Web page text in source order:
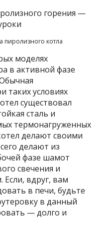
пиролизного котла
моделях
в активной фазе
таких условиях
существовал
сталь и
термонагруженных
делают своими
делают из
фазе шамот
свечения и
Если, вдруг, вам
в печи, будьте
в данный
— долго и